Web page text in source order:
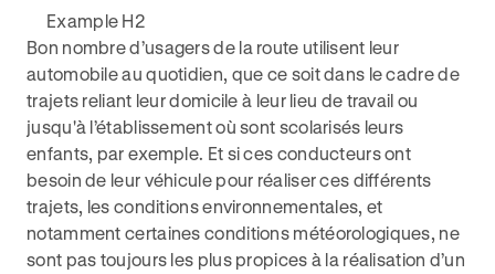
Example H2
Bon nombre d’usagers de la route utilisent leur
automobile au quotidien, que ce soit dans le cadre de
trajets reliant leur domicile à leur lieu de travail ou
jusqu'à l’établissement où sont scolarisés leurs
enfants, par exemple. Et si ces conducteurs ont
besoin de leur véhicule pour réaliser ces différents
trajets, les conditions environnementales, et
notamment certaines conditions météorologiques, ne
sont pas toujours les plus propices à la réalisation d’un